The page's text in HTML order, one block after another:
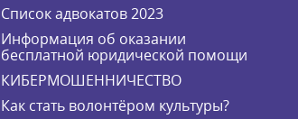
Список адвокатов 2023
Информация об оказании
бесплатной юридической помощи
КИБЕРМОШЕННИЧЕСТВО
Как стать волонтёром культуры?